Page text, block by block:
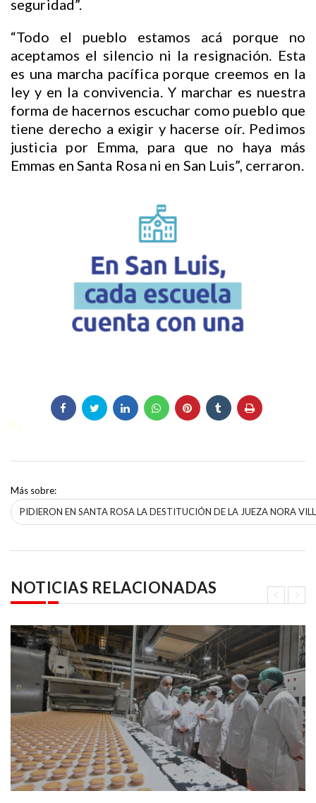
seguridad”.
“Todo el pueblo estamos acá porque no
aceptamos el silencio ni la resignación. Esta
es una marcha pacífica porque creemos en la
ley y en la convivencia. Y marchar es nuestra
forma de hacernos escuchar como pueblo que
tiene derecho a exigir y hacerse oír. Pedimos
justicia por Emma, para que no haya más
Emmas en Santa Rosa ni en San Luis”, cerraron.
Más sobre:
PIDIERON EN SANTA ROSA LA DESTITUCIÓN DE LA JUEZA NORA
NOTICIAS RELACIONADAS